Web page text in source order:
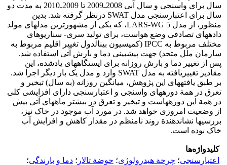
سال برای واسنجی و سال آبی 2008ـ2009 تا 2009ـ2010 به مدت دو
سال برای اعتبارسنجی مدل SWAT درنظر گرفته شد. بدین
منظور، از مدل 5 LARS-WG، که یکی از مشهورترین مدل‏‏‏های مولد
داده‏‏های تصادفی وضع هواست، برای تولید سری- سناریو‏های
مختلف مربوط به IPCC (کمیسیون بین‏الدول تغییر اقلیم مربوط به
سازمان ملل متحد) جهت پیش‏بینی دما و بارش آتی استفاده شد.
پس از تغییر دما و بارش روزانه برای ایستگاه‏‏‏‏های یادشده، این
مقادیر تغییریافته به مدل SWAT وارد و مدل یک بار دیگر اجرا شد.
بر طبق یافته‏‏های این پژوهش، میانگین روزانه (به سال) تبخیر و
تعرق در همة دوره‏‏های واسنجی و اعتبارسنجی دارای افزایشی کلی
در همة این دوره‏هاست و تبخیر و تعرق در بیشتر ماه‏های آتی بیش
از وضعیت امروزی خواهد شد. در مورد آب موجود در خاک نیز،
بررسی‏‏ها نشان‏دهندة روند نامنظم در مقدار کاهش و افزایش آب
خاک بوده است.
کلیدواژه‌ها
اعتبارسنجی؛ چرخة هیدرولوژی؛ حوضة تالار ؛ دما و بارندگی؛